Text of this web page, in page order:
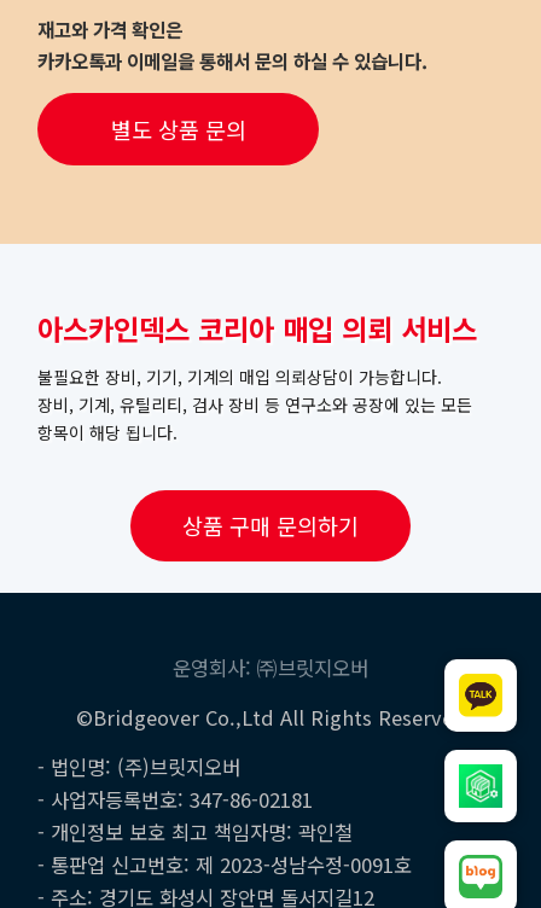
재고와 가격 확인은
카카오톡과 이메일을 통해서 문의 하실 수 있습니다.
별도 상품 문의
아스카인덱스 코리아 매입 의뢰 서비스
불필요한 장비, 기기, 기계의 매입 의뢰상담이 가능합니다.
장비, 기계, 유틸리티, 검사 장비 등 연구소와 공장에 있는 모든
항목이 해당 됩니다.
상품 구매 문의하기
운영회사: ㈜브릿지오버
©Bridgeover Co.,Ltd All Rights Reserved
- 법인명: (주)브릿지오버
- 사업자등록번호: 347-86-02181
- 개인정보 보호 최고 책임자명: 곽인철
- 통판업 신고번호: 제 2023-성남수정-0091호
- 주소: 경기도 화성시 장안면 돌서지길12